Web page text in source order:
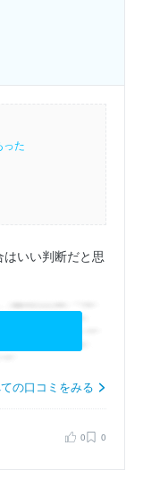
った
はいい判断だと思
の口コミをみる
0 0